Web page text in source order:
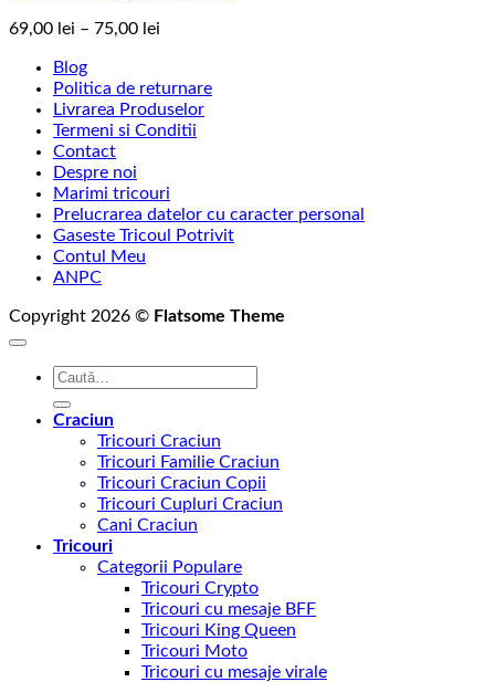
69,00 lei – 75,00 lei
69,00 lei
până
la
Blog
Politica de returnare
Livrarea Produselor
Termeni si Conditii
Contact
Despre noi
Marimi tricouri
Prelucrarea datelor cu caracter personal
Gaseste Tricoul Potrivit
Contul Meu
ANPC
Copyright 2026 © Flatsome Theme
Caută
Craciun
Tricouri Craciun
Tricouri Familie Craciun
Tricouri Craciun Copii
Tricouri Cupluri Craciun
Cani Craciun
Tricouri
Categorii Populare
Tricouri Crypto
Tricouri cu mesaje BFF
Tricouri King Queen
Tricouri Moto
Tricouri cu mesaje virale